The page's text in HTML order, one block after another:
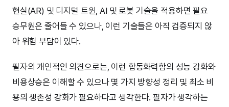
현실(AR) 및 디지털 트윈, AI 및 로봇 기술을 적용하면 필요
승무원은 줄어들 수 있으나, 이런 기술들은 아직 검증되지 않
아 위험 부담이 있다.
필자의 개인적인 의견으로는, 이런 합동화력함의 성능 강화와
비용상승은 이해할 수 있으나 몇 가지 방향성 정리 및 최소 비
용의 생존성 강화가 필요하다고 생각한다. 필자가 생각하는